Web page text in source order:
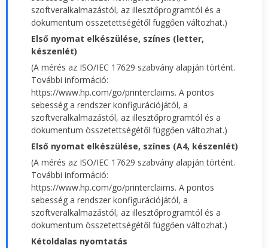
szoftveralkalmazástól, az illesztőprogramtól és a
dokumentum összetettségétől függően változhat.)
Első nyomat elkészülése, színes (letter,
készenlét)
(A mérés az ISO/IEC 17629 szabvány alapján történt.
További információ:
https://www.hp.com/go/printerclaims. A pontos
sebesség a rendszer konfigurációjától, a
szoftveralkalmazástól, az illesztőprogramtól és a
dokumentum összetettségétől függően változhat.)
Első nyomat elkészülése, színes (A4, készenlét)
(A mérés az ISO/IEC 17629 szabvány alapján történt.
További információ:
https://www.hp.com/go/printerclaims. A pontos
sebesség a rendszer konfigurációjától, a
szoftveralkalmazástól, az illesztőprogramtól és a
dokumentum összetettségétől függően változhat.)
Kétoldalas nyomtatás